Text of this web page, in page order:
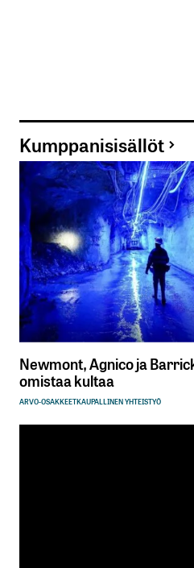
Kumppanisisällöt
Newmont, Agnico ja
omistaa kultaa
ARVO-OSAKKEETKAUPALLINEN YHTEISTYÖ